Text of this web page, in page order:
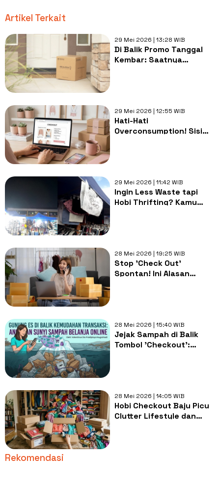
Artikel Terkait
29 Mei 2026 | 13:28 WIB
Di Balik Promo Tanggal
Kembar: Saatnya
29 Mei 2026 | 12:55 WIB
Hati-Hati
Overconsumption! Sisi
29 Mei 2026 | 11:42 WIB
Ingin Less Waste tapi
Hobi Thrifting? Kamu
28 Mei 2026 | 19:25 WIB
Stop 'Check Out'
Spontan! Ini Alasan
28 Mei 2026 | 15:40 WIB
Jejak Sampah di Balik
Tombol 'Checkout':
28 Mei 2026 | 14:05 WIB
Hobi Checkout Baju Picu
Clutter Lifestyle dan
Rekomendasi